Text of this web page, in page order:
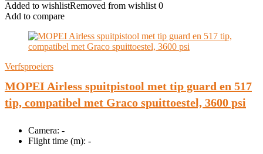
Added to wishlistRemoved from wishlist 0
Add to compare
Verfsproeiers
MOPEI Airless spuitpistool met tip guard en 517
tip, compatibel met Graco spuittoestel, 3600 psi
Camera: -
Flight time (m): -